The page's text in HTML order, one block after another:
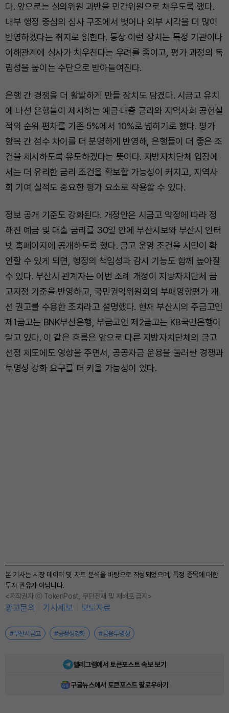
다. 앞으로는 심의위원 과반을 민간위원으로 채우도록 했다.
내부 행정 중심의 심사 구조에서 벗어나 외부 시각을 더 많이
반영하겠다는 취지로 읽힌다. 통상 이런 장치는 특정 기관이나
이해관계에 심사가 치우친다는 우려를 줄이고, 평가 과정의 독
립성을 높이는 수단으로 받아들여진다.
은행 간 경쟁을 더 활발하게 만들 장치도 담겼다. 시금고 유치
에 나선 은행들이 제시하는 예금·대출 금리와 지역사회 공헌실
적의 순위 편차를 기존 5%에서 10%로 넓히기로 했다. 평가
항목 간 점수 차이를 더 분명하게 반영해, 은행들이 더 좋은 조
건을 제시하도록 유도하겠다는 뜻이다. 지방자치단체 입장에
서는 더 유리한 금리 조건을 확보할 가능성이 커지고, 지역사
회 기여 실적도 중요한 평가 요소로 작용할 수 있다.
정보 공개 기준도 강화된다. 개정안은 시금고 약정에 따라 정
해진 예금 및 대출 금리를 30일 안에 부산시보와 부산시 인터
넷 홈페이지에 공개하도록 했다. 금고 운영 조건을 시민이 확
인할 수 있게 되면, 행정의 책임성과 감시 기능도 함께 높아질
수 있다. 부산시 관계자는 이번 조례 개정이 지방자치단체 금
고지정 기준을 반영하고, 국민권익위원회의 부패영향평가 개
선 권고를 수용한 조치라고 설명했다. 현재 부산시의 주금고인
제1금고는 BNK부산은행, 부금고인 제2금고는 KB국민은행이
맡고 있다. 이 같은 흐름은 앞으로 다른 지방자치단체의 금고
선정 제도에도 영향을 주면서, 공공자금 운용을 둘러싼 경쟁과
투명성 강화 요구를 더 키울 가능성이 있다.
본 기사는 시장 데이터 및 차트 분석을 바탕으로 작성되었으며, 특정 종목에 대한
투자 권유가 아닙니다.
<저작권자 ⓒ TokenPost, 무단전재 및 재배포 금지>
광고문의 기사제보 보도자료
#부산시금고 #공정성강화 #금융투명성
텔레그램에서 토큰포스트 속보 보기
구글뉴스에서 토큰포스트 팔로우하기